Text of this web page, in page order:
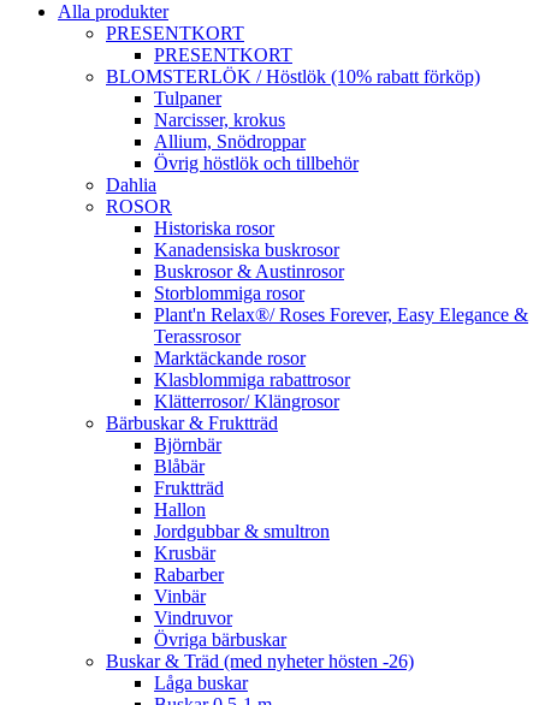
Alla produkter
PRESENTKORT
PRESENTKORT
BLOMSTERLÖK / Höstlök (10% rabatt förköp)
Tulpaner
Narcisser, krokus
Allium, Snödroppar
Övrig höstlök och tillbehör
Dahlia
ROSOR
Historiska rosor
Kanadensiska buskrosor
Buskrosor & Austinrosor
Storblommiga rosor
Plant'n Relax®/ Roses Forever, Easy Elegance &
Terassrosor
Marktäckande rosor
Klasblommiga rabattrosor
Klätterrosor/ Klängrosor
Bärbuskar & Fruktträd
Björnbär
Blåbär
Fruktträd
Hallon
Jordgubbar & smultron
Krusbär
Rabarber
Vinbär
Vindruvor
Övriga bärbuskar
Buskar & Träd (med nyheter hösten -26)
Låga buskar